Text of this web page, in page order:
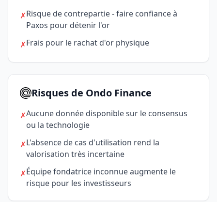
✗Risque de contrepartie - faire confiance à
Paxos pour détenir l'or
✗Frais pour le rachat d'or physique
Risques de Ondo Finance
✗Aucune donnée disponible sur le consensus
ou la technologie
✗L'absence de cas d'utilisation rend la
valorisation très incertaine
✗Équipe fondatrice inconnue augmente le
risque pour les investisseurs